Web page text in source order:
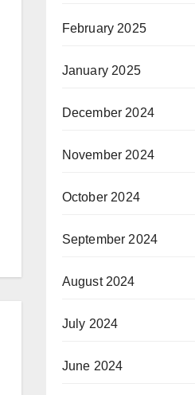
February 2025
January 2025
December 2024
November 2024
October 2024
September 2024
August 2024
July 2024
June 2024